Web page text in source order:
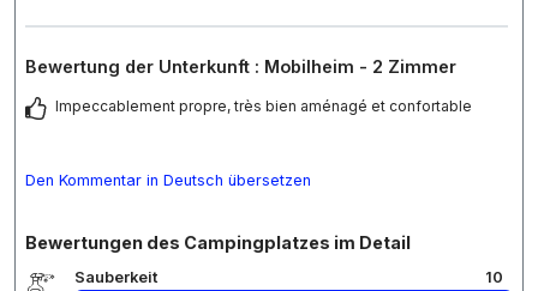
Bewertung der Unterkunft : Mobilheim - 2 Zimmer
Impeccablement propre, très bien aménagé et confortable
Den Kommentar in Deutsch übersetzen
Bewertungen des Campingplatzes im Detail
Sauberkeit 10